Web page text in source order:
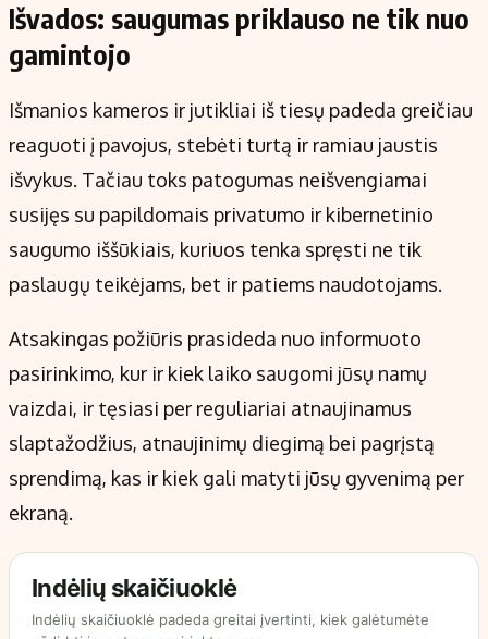
Išvados: saugumas priklauso ne tik nuo
gamintojo
Išmanios kameros ir jutikliai iš tiesų padeda greičiau
reaguoti į pavojus, stebėti turtą ir ramiau jaustis
išvykus. Tačiau toks patogumas neišvengiamai
susijęs su papildomais privatumo ir kibernetinio
saugumo iššūkiais, kuriuos tenka spręsti ne tik
paslaugų teikėjams, bet ir patiems naudotojams.
Atsakingas požiūris prasideda nuo informuoto
pasirinkimo, kur ir kiek laiko saugomi jūsų namų
vaizdai, ir tęsiasi per reguliariai atnaujinamus
slaptažodžius, atnaujinimų diegimą bei pagrįstą
sprendimą, kas ir kiek gali matyti jūsų gyvenimą per
ekraną.